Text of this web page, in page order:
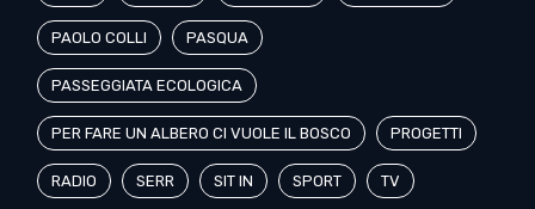
PAOLO COLLI PASQUA
PASSEGGIATA ECOLOGICA
PER FARE UN ALBERO CI VUOLE IL BOSCO PROGETTI
RADIO SERR SIT IN SPORT TV